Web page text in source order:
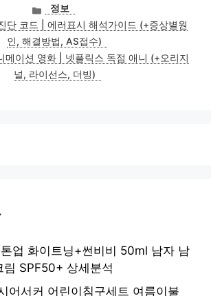
카
테
고
리
정보
단 코드 | 에러표시 해석가이드 (+증상별원
인, 해결방법, AS접수)
메이션 영화 | 넷플릭스 독점 애니 (+오리지
널, 라이선스, 더빙)
업 화이트닝+썬비비 50ml 남자 남
림 SPF50+ 상세분석
어서커 어린이침구세트 여름이불